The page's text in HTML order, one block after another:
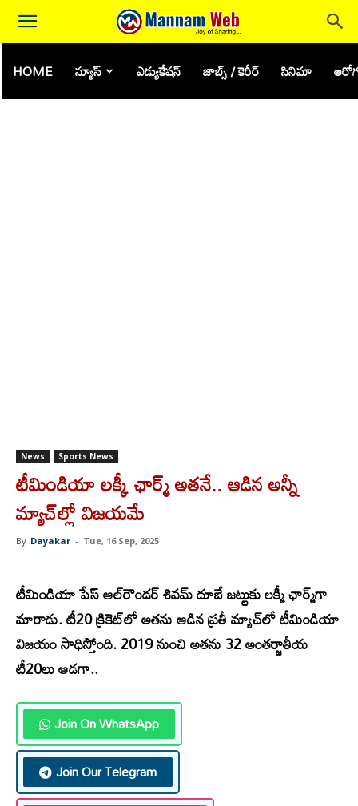
HOME న్యూస్ ఎడ్యుకేషన్ జాబ్స్ / కెరీర్ సినిమా
News Sports News
టీమిండియా లక్కీ ఛార్మ్ అతనే.. ఆడిన అన్నీ
మ్యాచ్‌ల్లో విజయమే
By Dayakar - Tue, 16 Sep, 2025
టీమిండియా పేస్ ఆల్‌రౌండర్ శివమ్ దూబే జట్టుకు లక్మీ ఛార్మ్‌గా
మారాడు. టీ20 క్రికెట్‌లో అతను ఆడిన ప్రతీ మ్యాచ్‌లో టీమిండియా
విజయం సాధిస్తోంది. 2019 నుంచి అతను 32 అంతర్జాతీయ
టీ20లు ఆడగా..
Join On WhatsApp
Join Our Telegram